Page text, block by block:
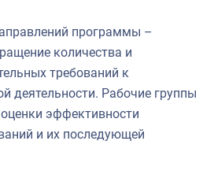
программы –
количества и
требований к
деятельности. Рабочие группы
эффективности
и их последующей